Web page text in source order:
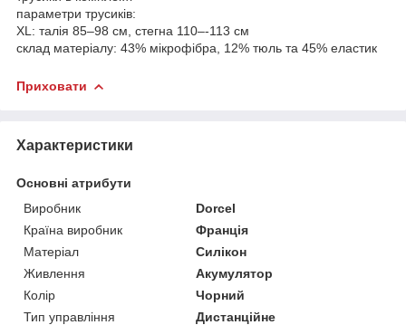
параметри трусиків:
XL: талія 85–98 см, стегна 110–-113 см
склад матеріалу: 43% мікрофібра, 12% тюль та 45% еластик
Приховати
Характеристики
Основні атрибути
Виробник
Dorcel
Країна виробник
Франція
Матеріал
Силікон
Живлення
Акумулятор
Колір
Чорний
Тип управління
Дистанційне